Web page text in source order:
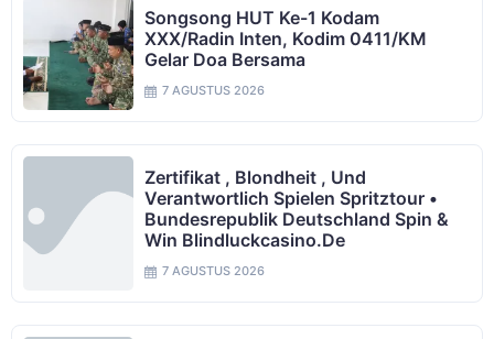
Songsong HUT Ke-1 Kodam
XXX/Radin Inten, Kodim 0411/KM
Gelar Doa Bersama
7 AGUSTUS 2026
Zertifikat , Blondheit , Und
Verantwortlich Spielen Spritztour •
Bundesrepublik Deutschland Spin &
Win Blindluckcasino.de
7 AGUSTUS 2026